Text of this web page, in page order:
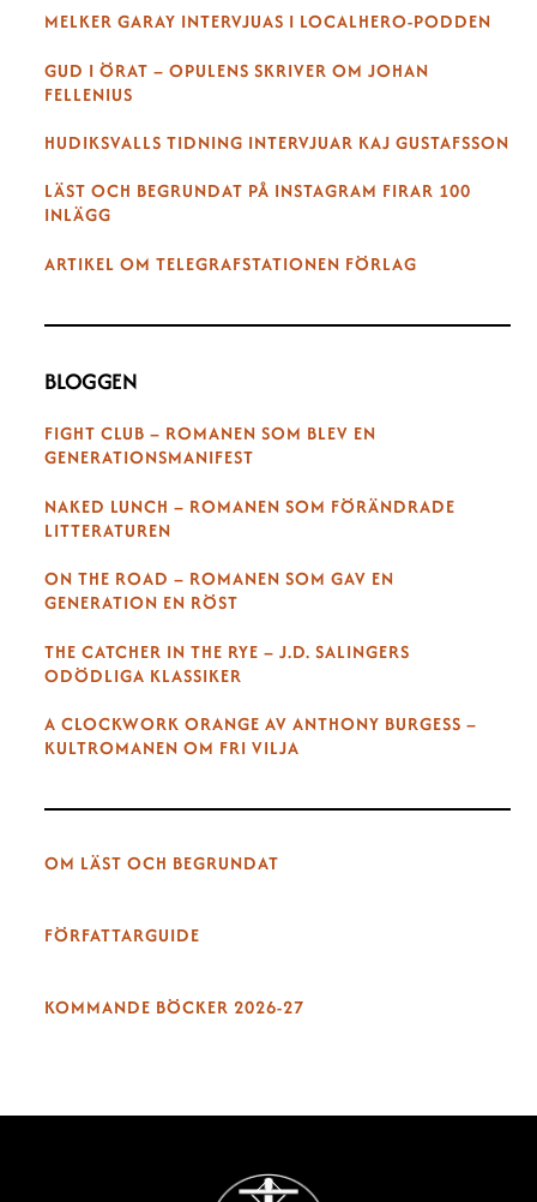
MELKER GARAY INTERVJUAS I LOCALHERO-PODDEN
GUD I ÖRAT – OPULENS SKRIVER OM JOHAN
FELLENIUS
HUDIKSVALLS TIDNING INTERVJUAR KAJ GUSTAFSSON
LÄST OCH BEGRUNDAT PÅ INSTAGRAM FIRAR 100
INLÄGG
ARTIKEL OM TELEGRAFSTATIONEN FÖRLAG
BLOGGEN
FIGHT CLUB – ROMANEN SOM BLEV EN
GENERATIONSMANIFEST
NAKED LUNCH – ROMANEN SOM FÖRÄNDRADE
LITTERATUREN
ON THE ROAD – ROMANEN SOM GAV EN
GENERATION EN RÖST
THE CATCHER IN THE RYE – J.D. SALINGERS
ODÖDLIGA KLASSIKER
A CLOCKWORK ORANGE AV ANTHONY BURGESS –
KULTROMANEN OM FRI VILJA
OM LÄST OCH BEGRUNDAT
FÖRFATTARGUIDE
KOMMANDE BÖCKER 2026-27
Back